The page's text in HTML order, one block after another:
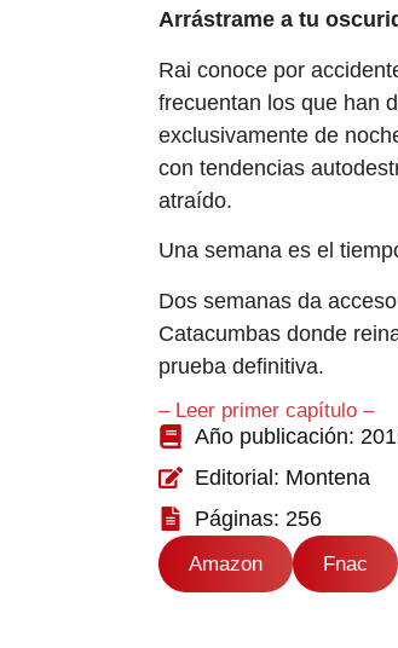
Arrástrame a tu
Rai conoce por
frecuentan los que han
exclusivamente de
con tendencias
atraído.
Una semana es el
Dos semanas da
Catacumbas donde
prueba definitiva.
– Leer primer capítulo –
Año publicación:
Editorial: Montena
Páginas: 256
Amazon Fnac